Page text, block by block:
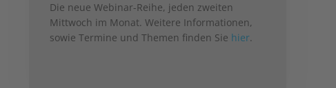
Die neue Webinar-Reihe, jeden zweiten
Mittwoch im Monat. Weitere Informationen,
sowie Termine und Themen finden Sie hier.